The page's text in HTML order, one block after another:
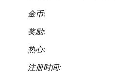
金币:
奖励:
热心:
注册时间: